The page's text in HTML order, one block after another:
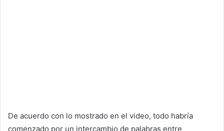
De acuerdo con lo mostrado en el video, todo habría
comenzado por un intercambio de palabras entre